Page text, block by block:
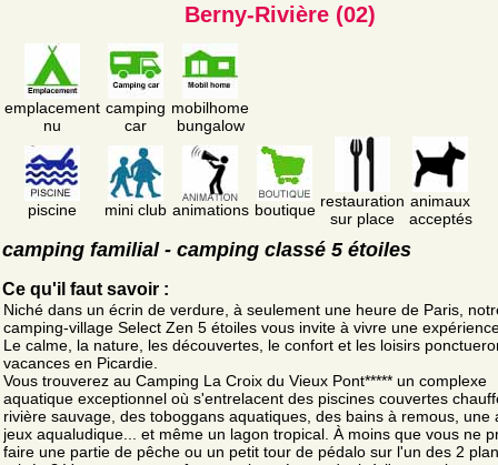
Berny-Rivière (02)
emplacement
nu
camping
car
mobilhome
bungalow
piscine mini club animations boutique restauration
sur place
animaux
acceptés
camping familial - camping classé 5 étoiles
Ce qu'il faut savoir :
Niché dans un écrin de verdure, à seulement une heure de Paris,
camping-village Select Zen 5 étoiles vous invite à vivre une
Le calme, la nature, les découvertes, le confort et les loisirs
vacances en Picardie.
Vous trouverez au Camping La Croix du Vieux Pont***** un complexe
aquatique exceptionnel où s'entrelacent des piscines couvertes
rivière sauvage, des toboggans aquatiques, des bains à remous, une
jeux aqualudique... et même un lagon tropical. À moins que vous ne
faire une partie de pêche ou un petit tour de pédalo sur l'un des 2